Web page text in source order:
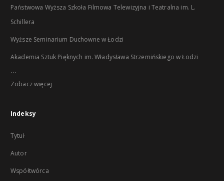
Państwowa Wyższa Szkoła Filmowa Telewizyjna i Teatralna im. L.
Schillera
Wyższe Seminarium Duchowne w Łodzi
Akademia Sztuk Pięknych im. Władysława Strzemińskiego w Łodzi
...
Zobacz więcej
Indeksy
Tytuł
Autor
Współtwórca